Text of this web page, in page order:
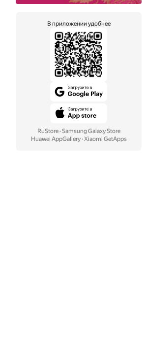
В приложении удобнее
RuStore· Samsung Galaxy Store
Huawei AppGallery· Xiaomi GetApps